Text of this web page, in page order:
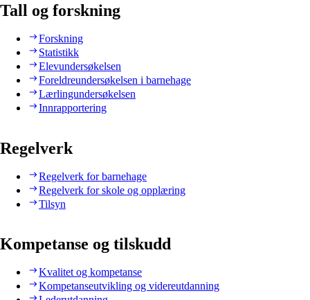
Tall og forskning
Forskning
Statistikk
Elevundersøkelsen
Foreldreundersøkelsen i barnehage
Lærlingundersøkelsen
Innrapportering
Regelverk
Regelverk for barnehage
Regelverk for skole og opplæring
Tilsyn
Kompetanse og tilskudd
Kvalitet og kompetanse
Kompetanseutvikling og videreutdanning